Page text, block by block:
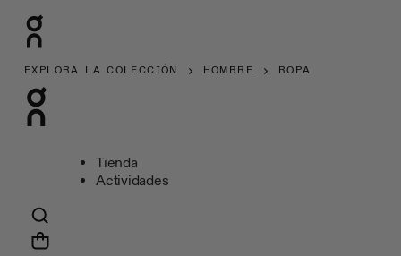
EXPLORA LA COLECCIÓN HOMBRE ROPA
Tienda
Actividades